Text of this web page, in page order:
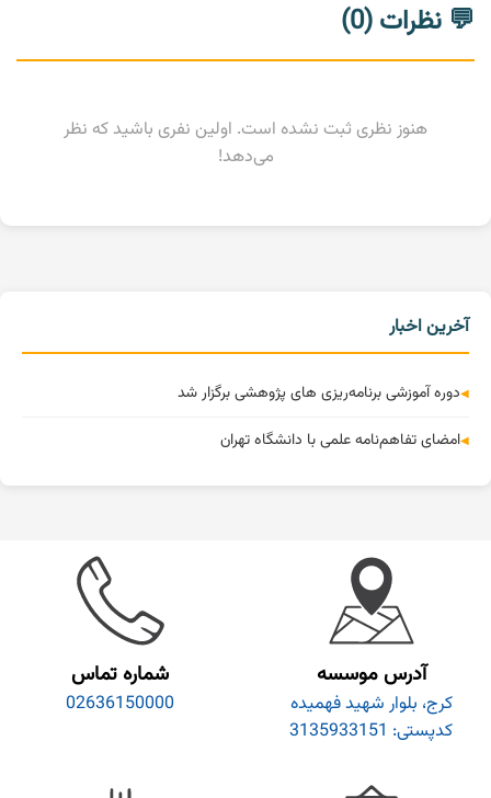
💬 نظرات (0)
هنوز نظری ثبت نشده است. اولین نفری باشید که نظر
می‌دهد!
آخرین اخبار
دوره آموزشی برنامه‌ریزی های پژوهشی برگزار شد
امضای تفاهم‌نامه علمی با دانشگاه تهران
آدرس موسسه
کرج، بلوار شهید فهمیده
کدپستی: 3135933151
شماره تماس
02636150000